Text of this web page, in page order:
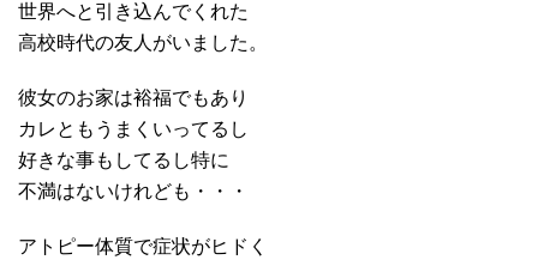
世界へと引き込んでくれた
高校時代の友人がいました。
彼女のお家は裕福でもあり
カレともうまくいってるし
好きな事もしてるし特に
不満はないけれども・・・
アトピー体質で症状がヒドく